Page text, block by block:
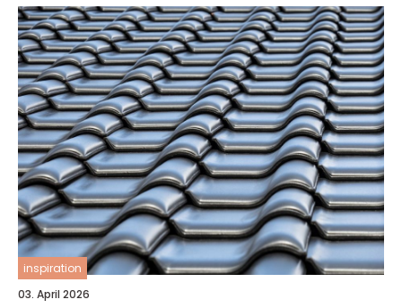
inspiration
03. April 2026